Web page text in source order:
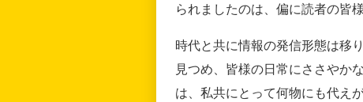
られましたのは、偏に読者の皆
時代と共に情報の発信形態は移
見つめ、皆様の日常にささやか
は、私共にとって何物にも代え